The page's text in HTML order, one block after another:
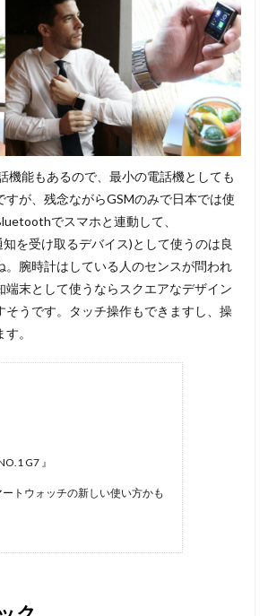
機能もあるので、最小の電話機としても
すが、残念ながらGSMのみで日本では使
でスマホと連動して、
を受け取るデバイス)として使うのは良
。腕時計はしている人のセンスが問われ
端末として使うならスクエアなデザイン
そうです。タッチ操作もできますし、操
。
G7 』
トウォッチの新しい使い方かも